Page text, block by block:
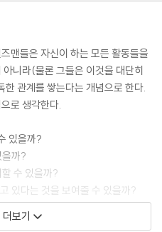
한다
동해야 한다
다
킨다
기는 것이다
맨들은 자신이 하는 모든 활동들을
니라(물론 그들은 이것을 대단히
관계를 쌓는다는 개념으로 한다.
로 생각한다.
있을까?
까?
수 있을까?
있다는 것을 보여줄 수 있을까?
수 있을까?
접할 수 있을까?
보기